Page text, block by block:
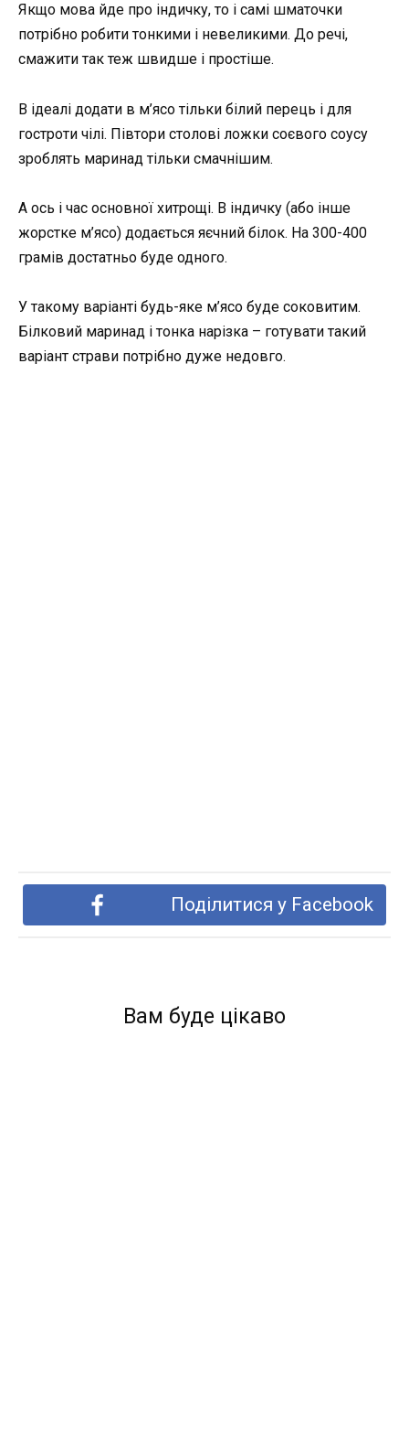
Якщо мова йде про індичку, то і самі шматочки
потрібно робити тонкими і невеликими. До речі,
смажити так теж швидше і простіше.
В ідеалі додати в м’ясо тільки білий перець і для
гостроти чілі. Півтори столові ложки соєвого соусу
зроблять маринад тільки смачнішим.
А ось і час основної хитрощі. В індичку (або інше
жорстке м’ясо) додається яєчний білок. На 300-400
грамів достатньо буде одного.
У такому варіанті будь-яке м’ясо буде соковитим.
Білковий маринад і тонка нарізка – готувати такий
варіант страви потрібно дуже недовго.
Поділитися у Facebook
Вам буде цікаво